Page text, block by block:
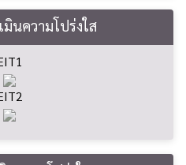
นความโปร่งใส